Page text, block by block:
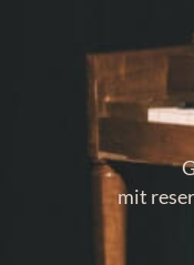
mit